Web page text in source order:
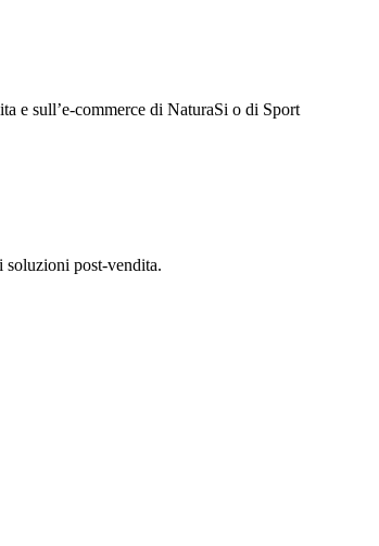
e sull’e-commerce di NaturaSi o di Sport
soluzioni post-vendita.